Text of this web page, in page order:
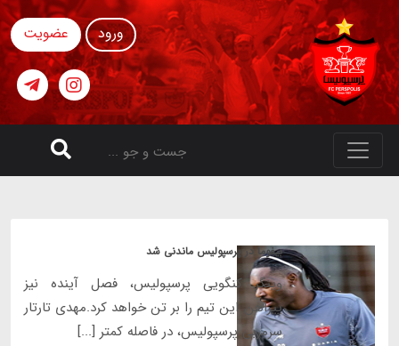
ورود عضویت
بیفوما در پرسپولیس ماندنی شد
وینگر کنگویی پرسپولیس، فصل آینده نیز
پیراهن این تیم را بر تن خواهد کرد.مهدی تارتار
سرمربی پرسپولیس، در فاصله کمتر [...]